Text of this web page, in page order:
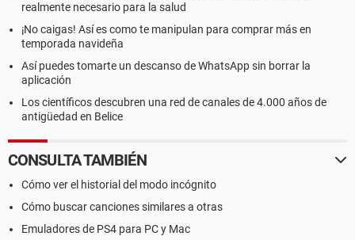
realmente necesario para la salud
¡No caigas! Así es como te manipulan para comprar más en
temporada navideña
Así puedes tomarte un descanso de WhatsApp sin borrar la
aplicación
Los científicos descubren una red de canales de 4.000 años de
antigüedad en Belice
CONSULTA TAMBIÉN
Cómo ver el historial del modo incógnito
Cómo buscar canciones similares a otras
Emuladores de PS4 para PC y Mac